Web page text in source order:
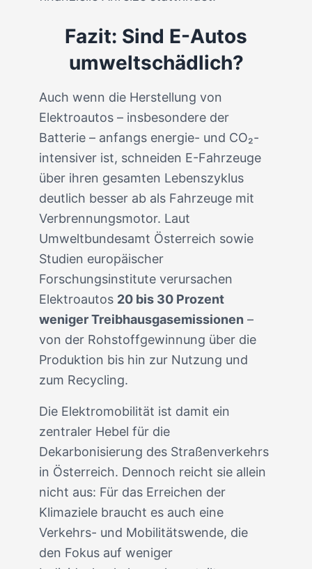
Fazit: Sind E-Autos
umweltschädlich?
Auch wenn die Herstellung von
Elektroautos – insbesondere der
Batterie – anfangs energie- und CO₂-
intensiver ist, schneiden E-Fahrzeuge
über ihren gesamten Lebenszyklus
deutlich besser ab als Fahrzeuge mit
Verbrennungsmotor. Laut
Umweltbundesamt Österreich sowie
Studien europäischer
Forschungsinstitute verursachen
Elektroautos 20 bis 30 Prozent
weniger Treibhausgasemissionen –
von der Rohstoffgewinnung über die
Produktion bis hin zur Nutzung und
zum Recycling.
Die Elektromobilität ist damit ein
zentraler Hebel für die
Dekarbonisierung des Straßenverkehrs
in Österreich. Dennoch reicht sie allein
nicht aus: Für das Erreichen der
Klimaziele braucht es auch eine
Verkehrs- und Mobilitätswende, die
den Fokus auf weniger